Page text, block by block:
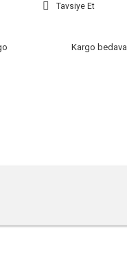
Tavsiye Et
Kargo bedava